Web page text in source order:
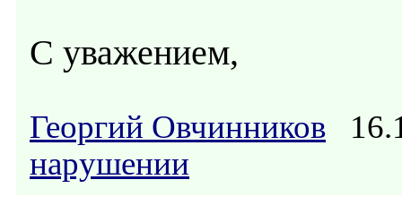
С уважением,
Георгий Овчинников
нарушении